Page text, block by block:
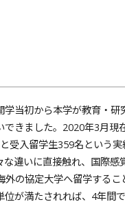
当初から本学が教育・研
きました。2020年3月現
入留学生359名という実
違いに直接触れ、国際感
の協定大学へ留学する
が満たされれば、4年間